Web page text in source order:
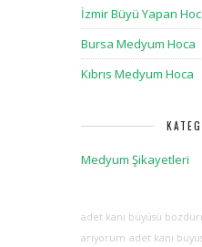
İzmir Büyü Yapan
Bursa Medyum Hoca
Kıbrıs Medyum Hoca
Medyum Şikayetleri
adet kanı büyüsü
arıyorum adet kanı